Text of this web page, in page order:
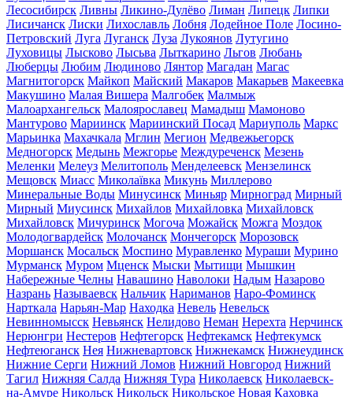
Лесосибирск Ливны Ликино-Дулёво Лиман Липецк Липки
Лисичанск Лиски Лихославль Лобня Лодейное Поле Лосино-
Петровский Луга Луганск Луза Лукоянов Лутугино
Луховицы Лысково Лысьва Лыткарино Льгов Любань
Люберцы Любим Людиново Лянтор Магадан Магас
Магнитогорск Майкоп Майский Макаров Макарьев Макеевка
Макушино Малая Вишера Малгобек Малмыж
Малоархангельск Малоярославец Мамадыш Мамоново
Мантурово Мариинск Мариинский Посад Мариуполь Маркс
Марьинка Махачкала Мглин Мегион Медвежьегорск
Медногорск Медынь Межгорье Междуреченск Мезень
Меленки Мелеуз Мелитополь Менделеевск Мензелинск
Мещовск Миасс Миколаївка Микунь Миллерово
Минеральные Воды Минусинск Миньяр Мирноград Мирный
Мирный Миусинск Михайлов Михайловка Михайловск
Михайловск Мичуринск Могоча Можайск Можга Моздок
Молодогвардейск Молочанск Мончегорск Морозовск
Моршанск Мосальск Моспино Муравленко Мураши Мурино
Мурманск Муром Мценск Мыски Мытищи Мышкин
Набережные Челны Навашино Наволоки Надым Назарово
Назрань Называевск Нальчик Нариманов Наро-Фоминск
Нарткала Нарьян-Мар Находка Невель Невельск
Невинномысск Невьянск Нелидово Неман Нерехта Нерчинск
Нерюнгри Нестеров Нефтегорск Нефтекамск Нефтекумск
Нефтеюганск Нея Нижневартовск Нижнекамск Нижнеудинск
Нижние Серги Нижний Ломов Нижний Новгород Нижний
Тагил Нижняя Салда Нижняя Тура Николаевск Николаевск-
на-Амуре Никольск Никольск Никольское Новая Каховка